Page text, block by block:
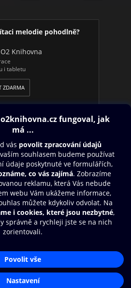
melodie pohodlně?
Knihovna
i tabletu
ZDARMA
údajů
Aplikace O2 Knihovna
Čti a poslouchej své e-knihy a